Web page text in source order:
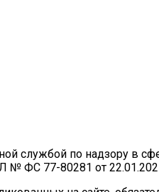
службой по надзору
№ ФС 77-80281 от